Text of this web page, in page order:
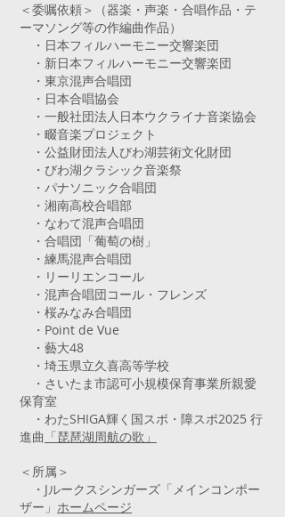
＜委嘱依頼＞（器楽・声楽・合唱作品・テ
ーマソング等の作編曲作品）
・日本フィルハーモニー交響楽団
・新日本フィルハーモニー交響楽団
・東京混声合唱団
・日本合唱協会
・一般社団法人日本ウクライナ音楽協会
​ ・畷音楽プロジェクト
・公益財団法人びわ湖芸術文化財団
​ ・びわ湖クラシック音楽祭
・パナソニック合唱団
・湘南高校合唱部
・なわて混声合唱団
・合唱団「葡萄の樹」
・練馬混声合唱団
・リーリエンコール
​ ・混声合唱団コール・フレンズ
・桜みなみ合唱団
・Point de Vue
・藝大48
・埼玉県立久喜高等学校
・さいたま市認可小規模保育事業所親愛
保育室
・わたSHIGA輝く国スポ・障スポ2025 行
進曲 「琵琶湖周航の歌」
＜所属＞
・Jルークスシンガーズ「メインコンポー
ザー」 ホームページ